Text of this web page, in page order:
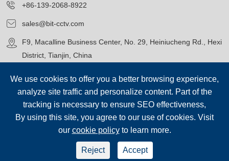
+86-139-2068-8922
sales@bit-cctv.com
F9, Macalline Business Center, No. 29, Heiniucheng Rd., Hexi
District, Tianjin, China
Авторские права© Blue Icon (Tianjin) Technology Co., Ltd.
права защищены.
sep-footer
Карта сайта
Политика конфиденциальности
We use cookies to offer you a better browsing experience,
analyze site traffic and personalize content. Part of the
tracking is necessary to ensure SEO effectiveness,
By using this site, you agree to our use of cookies. Visit
our cookie policyto learn more.
Reject Accept